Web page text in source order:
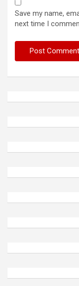
Save my name,
next time I